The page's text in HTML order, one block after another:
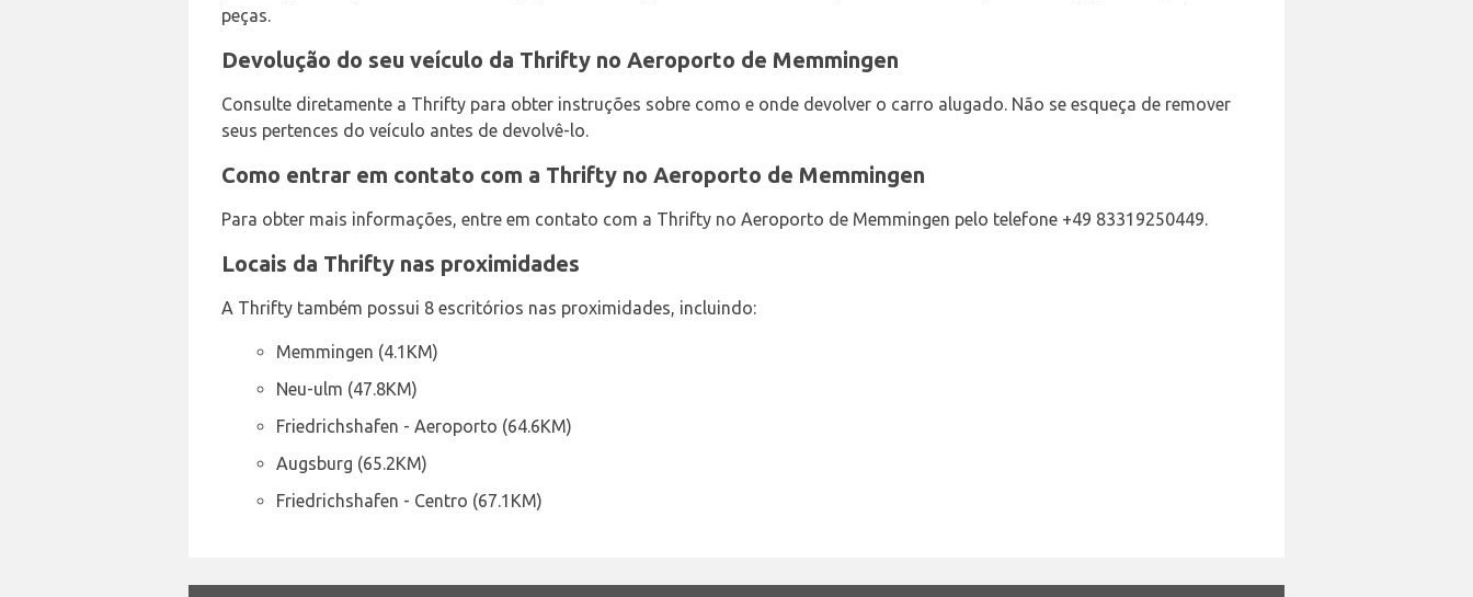
peças.
Devolução do seu veículo da Thrifty no Aeroporto de Memmingen
Consulte diretamente a Thrifty para obter instruções sobre como e onde devolver o carro alugado. Não se esqueça de remover
seus pertences do veículo antes de devolvê-lo.
Como entrar em contato com a Thrifty no Aeroporto de Memmingen
Para obter mais informações, entre em contato com a Thrifty no Aeroporto de Memmingen pelo telefone +49 83319250449.
Locais da Thrifty nas proximidades
A Thrifty também possui 8 escritórios nas proximidades, incluindo:
Memmingen (4.1KM)
Neu-ulm (47.8KM)
Friedrichshafen - Aeroporto (64.6KM)
Augsburg (65.2KM)
Friedrichshafen - Centro (67.1KM)